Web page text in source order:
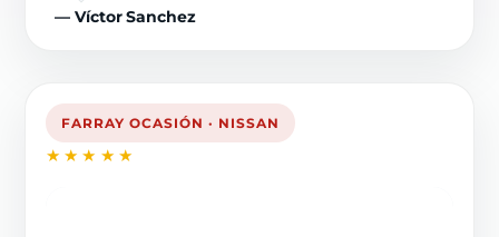
— Víctor Sanchez
FARRAY OCASIÓN · NISSAN
★★★★★